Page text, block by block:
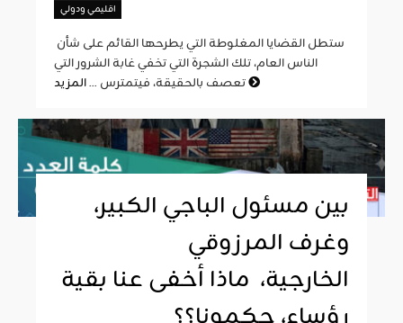
اقليمي ودولي
الناس العام، تلك الشجرة التي تخفي غابة الشرور التي
تعصف بالحقيقة، فيتمترس ...
بين مسئول الباجي الكبير،
وغرف المرزوقي
الخارجية، ماذا أخفى عنا بقية